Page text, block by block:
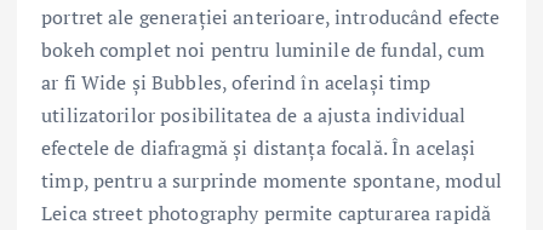
portret ale generației anterioare, introducând efecte
bokeh complet noi pentru luminile de fundal, cum
ar fi Wide și Bubbles, oferind în același timp
utilizatorilor posibilitatea de a ajusta individual
efectele de diafragmă și distanța focală. În același
timp, pentru a surprinde momente spontane, modul
Leica street photography permite capturarea rapidă